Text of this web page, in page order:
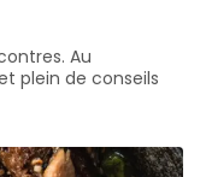
Au
plein de conseils